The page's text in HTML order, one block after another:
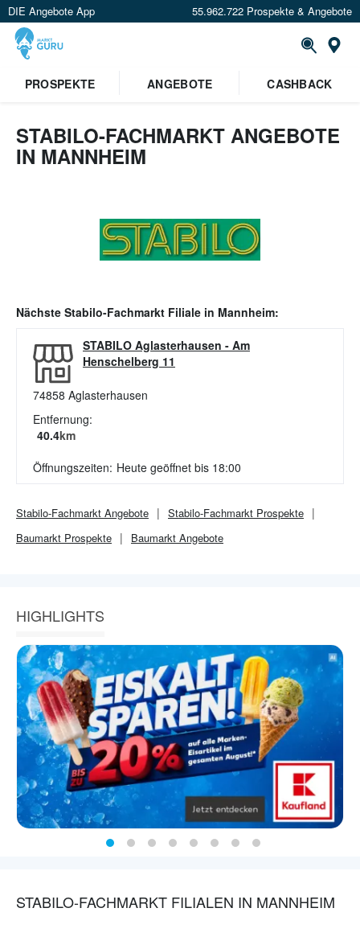
DIE Angebote App 55.962.722 Prospekte & Angebote
PROSPEKTE
ANGEBOTE CASHBACK
STABILO-FACHMARKT ANGEBOTE
IN MANNHEIM
Nächste Stabilo-Fachmarkt Filiale in Mannheim:
STABILO Aglasterhausen - Am
Henschelberg 11
74858 Aglasterhausen
Entfernung:
40.4km
Öffnungszeiten: Heute geöffnet bis 18:00
Stabilo-Fachmarkt Angebote Stabilo-Fachmarkt Prospekte
Baumarkt Prospekte Baumarkt Angebote
HIGHLIGHTS
STABILO-FACHMARKT FILIALEN IN MANNHEIM